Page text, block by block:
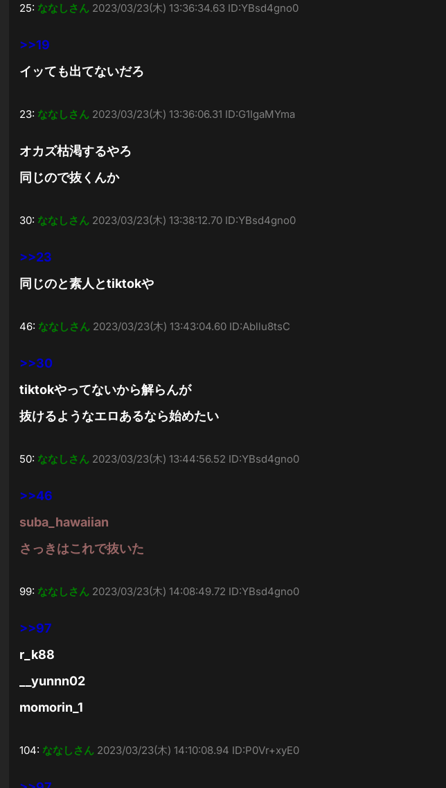
25: ななしさん 2023/03/23(木) 13:36:34.63 ID:YBsd4gno0
>>19
イッても出てないだろ
23: ななしさん 2023/03/23(木) 13:36:06.31 ID:G1IgaMYma
オカズ枯渇するやろ
同じので抜くんか
30: ななしさん 2023/03/23(木) 13:38:12.70 ID:YBsd4gno0
>>23
同じのと素人とtiktokや
46: ななしさん 2023/03/23(木) 13:43:04.60 ID:Abllu8tsC
>>30
tiktokやってないから解らんが
抜けるようなエロあるなら始めたい
50: ななしさん 2023/03/23(木) 13:44:56.52 ID:YBsd4gno0
>>46
suba_hawaiian
さっきはこれで抜いた
99: ななしさん 2023/03/23(木) 14:08:49.72 ID:YBsd4gno0
>>97
r_k88
__yunnn02
momorin_1
104: ななしさん 2023/03/23(木) 14:10:08.94 ID:P0Vr+xyE0